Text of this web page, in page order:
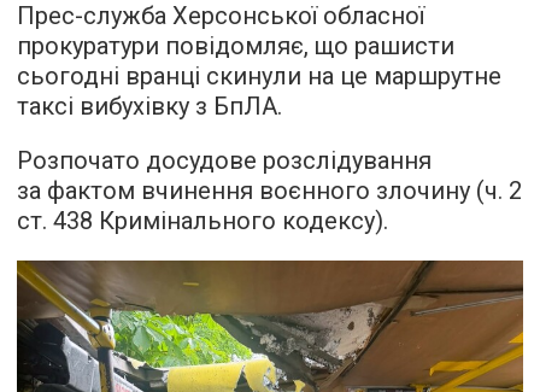
Прес-служба Херсонської обласної
прокуратури повідомляє, що рашисти
сьогодні вранці скинули на це маршрутне
таксі вибухівку з БпЛА.
Розпочато досудове розслідування
за фактом вчинення воєнного злочину (ч. 2
ст. 438 Кримінального кодексу).